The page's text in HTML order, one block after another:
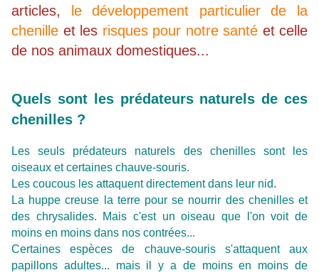
articles,
le développement particulier de la
chenille et les risques pour notre santé et celle
de nos animaux domestiques...
Quels sont les prédateurs naturels de ces
chenilles ?
Les seuls prédateurs naturels des chenilles sont les
oiseaux et certaines chauve-souris.
Les coucous les attaquent directement dans leur nid.
La huppe creuse la terre pour se nourrir des chenilles et
des chrysalides. Mais c'est un oiseau que l'on voit de
moins en moins dans nos contrées...
Certaines espèces de chauve-souris s'attaquent aux
papillons adultes... mais il y a de moins en moins de